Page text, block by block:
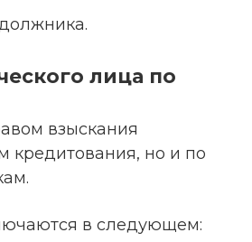
лица по
взыскания
кредитования, но и по
в следующем: